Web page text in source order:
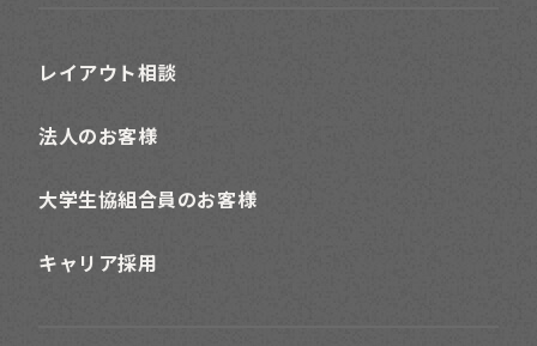
レイアウト相談
法人のお客様
大学生協組合員のお客様
キャリア採用